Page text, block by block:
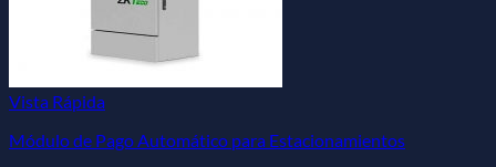
Vista Rápida
Módulo de Pago Automático para Estacionamientos